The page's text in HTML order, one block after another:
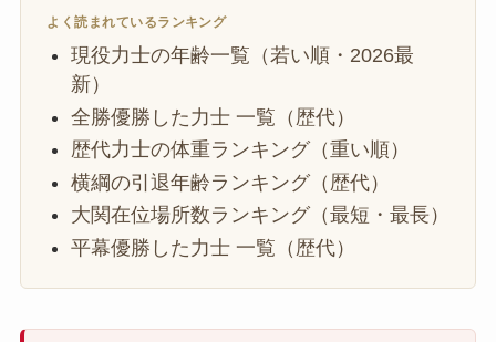
よく読まれているランキング
現役力士の年齢一覧（若い順・2026最
新）
全勝優勝した力士 一覧（歴代）
歴代力士の体重ランキング（重い順）
横綱の引退年齢ランキング（歴代）
大関在位場所数ランキング（最短・最長）
平幕優勝した力士 一覧（歴代）